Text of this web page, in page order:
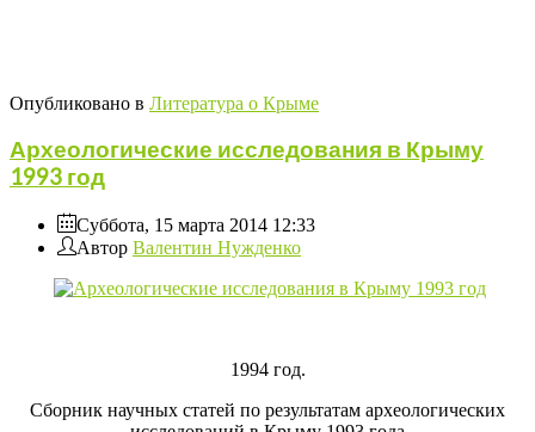
Опубликовано в Литература о Крыме
Археологические исследования в Крыму
1993 год
Суббота, 15 марта 2014 12:33
Автор Валентин Нужденко
1994 год.
Сборник научных статей по результатам археологических